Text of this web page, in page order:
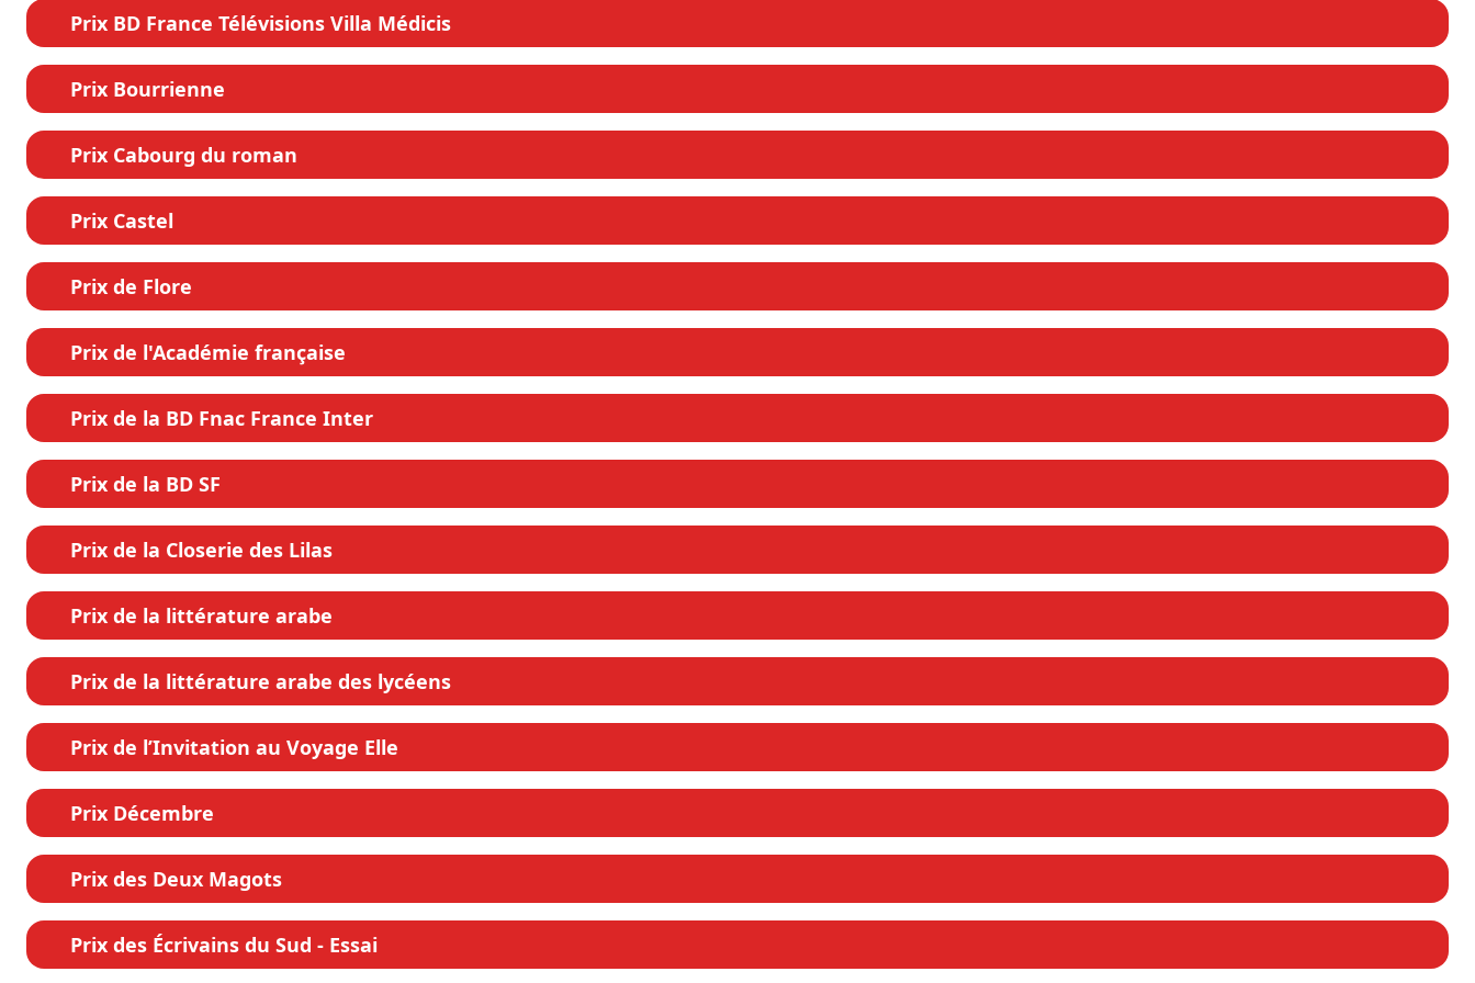
Prix BD France Télévisions Villa Médicis
Prix Bourrienne
Prix Cabourg du roman
Prix Castel
Prix de Flore
Prix de l'Académie française
Prix de la BD Fnac France Inter
Prix de la BD SF
Prix de la Closerie des Lilas
Prix de la littérature arabe
Prix de la littérature arabe des lycéens
Prix de l’Invitation au Voyage Elle
Prix Décembre
Prix des Deux Magots
Prix des Écrivains du Sud - Essai